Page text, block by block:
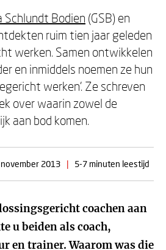
Schlundt Bodien (GSB) en
ruim tien jaar geleden
werken. Samen ontwikkelen
en inmiddels noemen ze hun
werken’. Ze schreven
over waarin zowel de
aan bod komen.
2013 | 5-7 minuten leestijd
coachen aan
u beiden als coach,
en trainer. Waarom was die